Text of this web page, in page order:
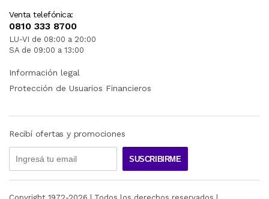
Venta telefónica:
0810 333 8700
LU-VI de 08:00 a 20:00
SA de 09:00 a 13:00
Información legal
Protección de Usuarios Financieros
Recibí ofertas y promociones
SUSCRIBIRME